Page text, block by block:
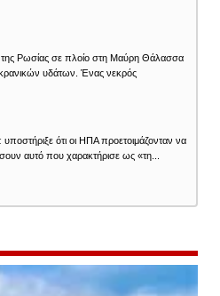
Ρωσίας σε πλοίο στη Μαύρη Θάλασσα
υδάτων. Ένας νεκρός
ότι οι ΗΠΑ προετοιμάζονταν να
αυτό που χαρακτήρισε ως «τη...